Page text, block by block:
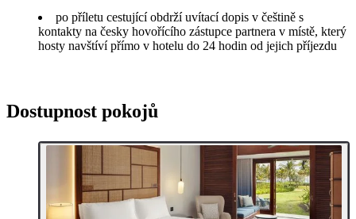
po příletu cestující obdrží uvítací dopis v češtině s
kontakty na česky hovořícího zástupce partnera v místě, který
hosty navštíví přímo v hotelu do 24 hodin od jejich příjezdu
Dostupnost pokojů